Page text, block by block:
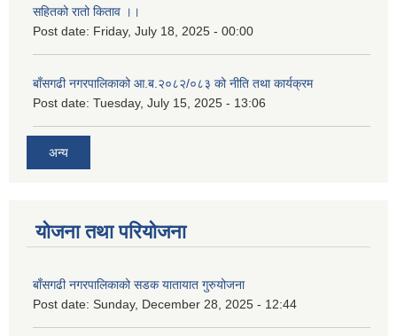
सहितको रातो किताव ।।
Post date: Friday, July 18, 2025 - 00:00
बाँसगढी नगरपालिकाको आ.ब.२०८२/०८३ को नीति तथा कार्यक्रम
Post date: Tuesday, July 15, 2025 - 13:06
अन्य
योजना तथा परियोजना
बाँसगढी नगरपालिकाको सडक यातायात गुरुयोजना
Post date: Sunday, December 28, 2025 - 12:44